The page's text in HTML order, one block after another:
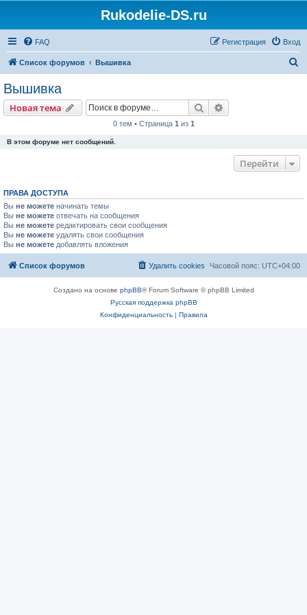
Rukodelie-DS.ru
FAQ Вход
Регистрация
Список форумов Вышивка
Вышивка
Новая тема Поиск
0 тем • Страница 1 из 1
В этом форуме нет сообщений.
Перейти
ПРАВА ДОСТУПА
Вы не можете начинать темы
Вы не можете отвечать на сообщения
Вы не можете редактировать свои сообщения
Вы не можете удалять свои сообщения
Вы не можете добавлять вложения
Список форумов Часовой пояс: UTC+04:00
Удалить cookies
Создано на основе phpBB® Forum Software © phpBB Limited
Русская поддержка phpBB
Конфиденциальность| Правила